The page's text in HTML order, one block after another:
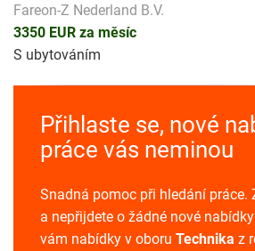
Fareon-Z Nederland B.V.
3350 EUR za měsíc
S ubytováním
Přihlaste se, nové
práce vás neminou
Snadná pomoc při hledání práce.
a nepřijdete o žádné nové
vám nabídky v oboru Technika z